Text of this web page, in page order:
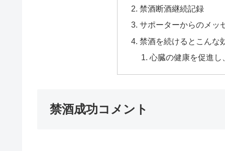
禁酒断酒継続記録
サポーターからのメッ
禁酒を続けるとこんな
心臓の健康を促進
禁酒成功コメント